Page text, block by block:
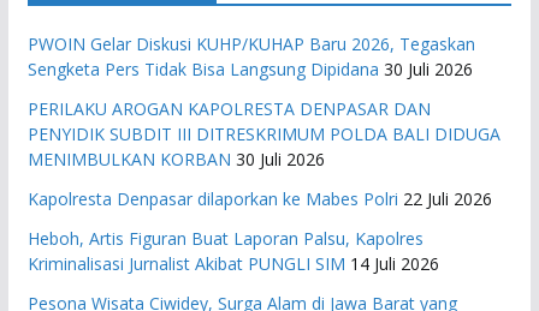
PWOIN Gelar Diskusi KUHP/KUHAP Baru 2026, Tegaskan
Sengketa Pers Tidak Bisa Langsung Dipidana 30 Juli 2026
PERILAKU AROGAN KAPOLRESTA DENPASAR DAN
PENYIDIK SUBDIT III DITRESKRIMUM POLDA BALI DIDUGA
MENIMBULKAN KORBAN 30 Juli 2026
Kapolresta Denpasar dilaporkan ke Mabes Polri 22 Juli 2026
Heboh, Artis Figuran Buat Laporan Palsu, Kapolres
Kriminalisasi Jurnalist Akibat PUNGLI SIM 14 Juli 2026
Pesona Wisata Ciwidey, Surga Alam di Jawa Barat yang